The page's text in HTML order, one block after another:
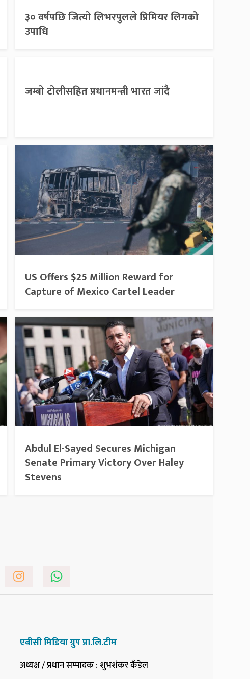
३० वर्षपछि जित्यो लिभरपुलले प्रिमियर लिगको
उपाधि
जम्बो टोलीसहित प्रधानमन्त्री भारत जांदै
US Offers $25 Million Reward for
Capture of Mexico Cartel Leader
Abdul El-Sayed Secures Michigan
Senate Primary Victory Over Haley
Stevens
एबीसी मिडिया ग्रुप प्रा.लि.टीम
अध्यक्ष / प्रधान सम्पादक: शुभशंकर कँडेल